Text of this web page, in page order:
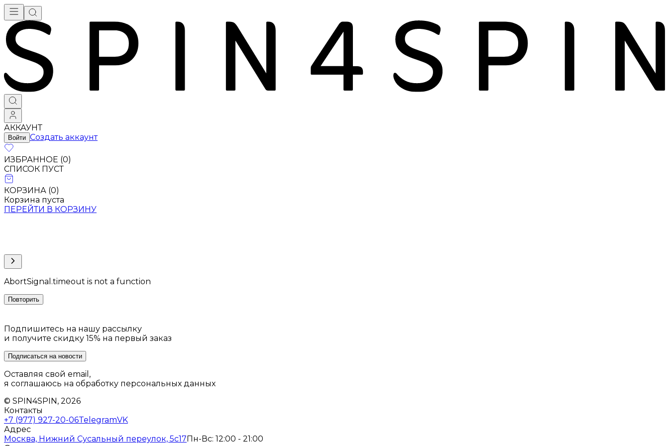
АККАУНТ
Войти Создать аккаунт
ИЗБРАННОЕ (0)
СПИСОК ПУСТ
КОРЗИНА (0)
Корзина пуста
ПЕРЕЙТИ В КОРЗИНУ
AbortSignal.timeout is not a function
Повторить
Подпишитесь на нашу рассылку
и получите скидку 15% на первый заказ
Подписаться на новости
Оставляя свой email,
я соглашаюсь на обработку персональных данных
© SPIN4SPIN, 2026
Контакты
+7 (977) 927-20-06TelegramVK
Адрес
Москва, Нижний Сусальный переулок, 5с17 Пн-Вс: 12:00 - 21:00